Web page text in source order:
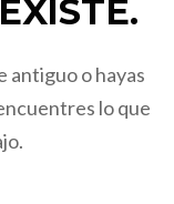
antiguo o hayas
lo que